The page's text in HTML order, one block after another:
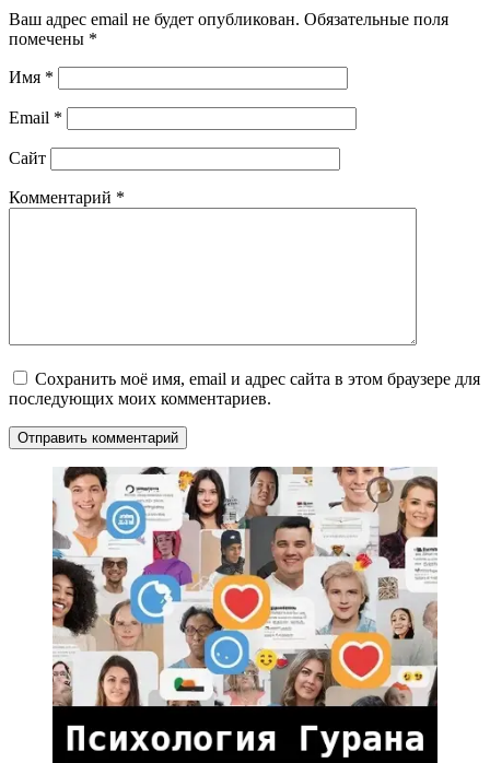
Ваш адрес email не будет опубликован. Обязательные поля
помечены *
Имя *
Email *
Сайт
Комментарий *
Сохранить моё имя, email и адрес сайта в этом браузере для
последующих моих комментариев.